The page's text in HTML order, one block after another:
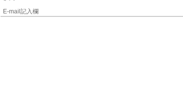
E-mail記入欄